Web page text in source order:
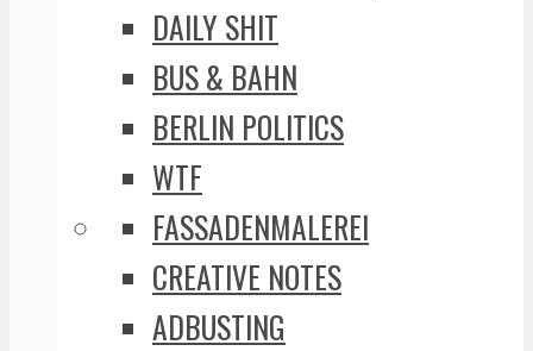
DAILY SHIT
BUS & BAHN
BERLIN POLITICS
WTF
FASSADENMALEREI
CREATIVE NOTES
ADBUSTING